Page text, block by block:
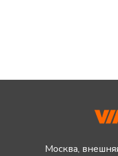
Москва,